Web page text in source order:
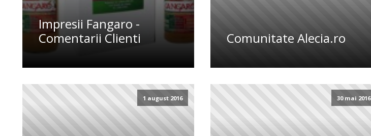
Impresii Fangaro -
Comentarii Clienti
Comunitate Alecia.ro
1 august 2016 30 mai 2016